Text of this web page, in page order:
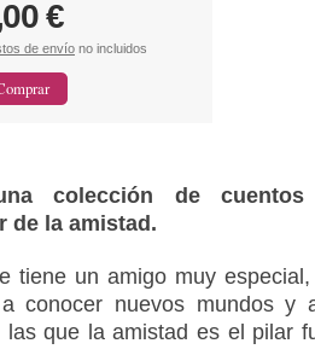
€
de envío no incluidos
colección de cuentos
de la amistad.
tiene un amigo muy
conocer nuevos mundos y
las que la amistad es el pilar